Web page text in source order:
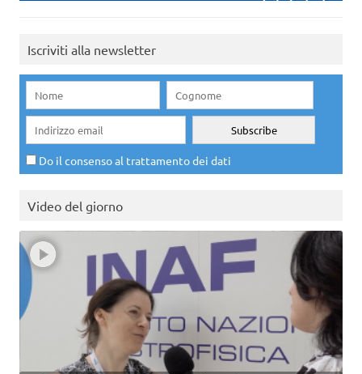
Iscriviti alla newsletter
Do il consenso al trattamento dei dati
Video del giorno